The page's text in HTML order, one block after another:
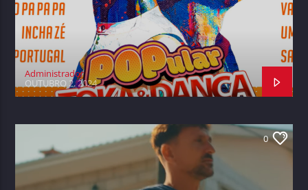
Administrador
OUTUBRO 2, 2024
0